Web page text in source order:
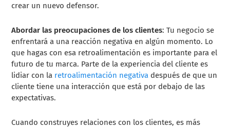
crear un nuevo defensor.
Abordar las preocupaciones de los clientes: Tu negocio se
enfrentará a una reacción negativa en algún momento. Lo
que hagas con esa retroalimentación es importante para el
futuro de tu marca. Parte de la experiencia del cliente es
lidiar con la retroalimentación negativa después de que un
cliente tiene una interacción que está por debajo de las
expectativas.
Cuando construyes relaciones con los clientes, es más